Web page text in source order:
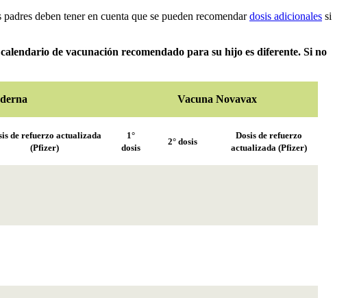
deben tener en cuenta que se pueden recomendardosis adicionales si
de vacunación recomendado para su hijo es diferente. Si no
Vacuna Novavax
de refuerzo actualizada
(Pfizer)
1°
dosis
2° dosis
Dosis de refuerzo
actualizada (Pfizer)